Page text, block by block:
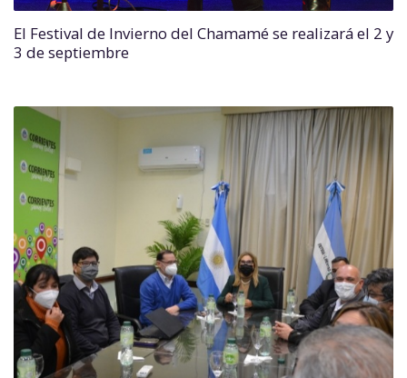
El Festival de Invierno del Chamamé se realizará el 2 y
3 de septiembre